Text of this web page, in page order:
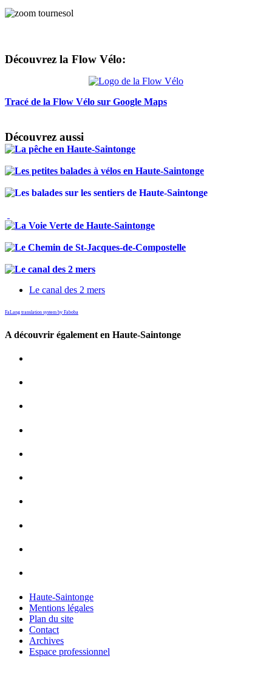
Découvrez la Flow Vélo:
Tracé de la Flow Vélo sur Google Maps
Découvrez aussi
Le canal des 2 mers
FaLang translation system by Faboba
A découvrir également en Haute-Saintonge
Haute-Saintonge
Mentions légales
Plan du site
Contact
Archives
Espace professionnel